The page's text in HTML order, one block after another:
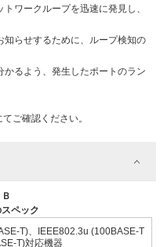
ワークループを迅速に発見し、
知らせするために、ループ検知の
かるよう、発生したポートのラン
ご確認ください。
ペック
T)、IEEE802.3u (100BASE-T
T)対応機器